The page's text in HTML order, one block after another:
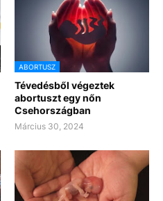
ABORTUSZ
Tévedésből végeztek
abortuszt egy nőn
Csehországban
Március 30, 2024